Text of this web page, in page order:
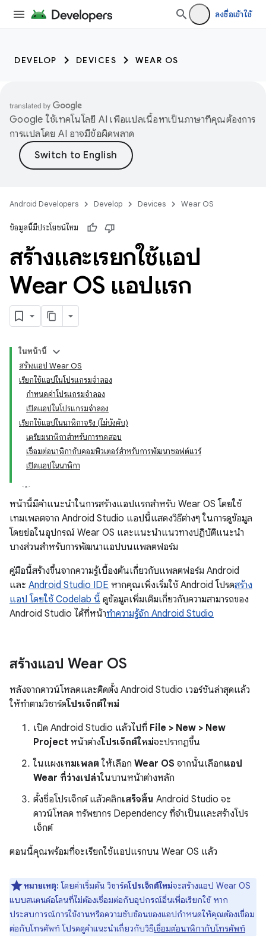
ลงชื่อเข้าใช้
DEVELOP DEVICES WEAR OS
Google ใช้เทคโนโลยี AI เพื่อแปลเนื้อหาเป็นภาษาที่คุณต้องการ
การแปลโดย AI อาจมีข้อผิดพลาด
Android Developers Develop Devices Wear OS
ข้อมูลนี้มีประโยชน์ไหม
สร้างและเรียกใช้แอป
Wear OS แอปแรก
ในหน้านี้
สร้างแอป Wear OS
เรียกใช้แอปในโปรแกรมจำลอง
กำหนดค่าโปรแกรมจำลอง
เปิดแอปในโปรแกรมจำลอง
เรียกใช้แอปในนาฬิกาจริง (ไม่บังคับ)
เตรียมนาฬิกาสำหรับการทดสอบ
เชื่อมต่อนาฬิกากับคอมพิวเตอร์สำหรับการพัฒนาซอฟต์แวร์
เปิดแอปในนาฬิกา
หน้านี้มีคำแนะนำในการสร้างแอปแรกสำหรับ Wear OS โดยใช้
เทมเพลตจาก Android Studio แอปนี้แสดงวิธีต่างๆ ในการดูข้อมูล
โดยย่อในอุปกรณ์ Wear OS และแนะนำแนวทางปฏิบัติแนะนำ
บางส่วนสำหรับการพัฒนาแอปบนแพลตฟอร์ม
คู่มือนี้สร้างขึ้นจากความรู้เบื้องต้นเกี่ยวกับแพลตฟอร์ม Android
และ Android Studio IDE หากคุณเพิ่งเริ่มใช้ Android โปรดสร้าง
แอป โดยใช้ Codelab นี้ ดูข้อมูลเพิ่มเติมเกี่ยวกับความสามารถของ
Android Studio ได้ที่หน้าทำความรู้จัก Android Studio
สร้างแอป Wear OS
หลังจากดาวน์โหลดและติดตั้ง Android Studio เวอร์ชันล่าสุดแล้ว
ให้ทำตามวิซาร์ดโปรเจ็กต์ใหม่
เปิด Android Studio แล้วไปที่ File > New > New
Project หน้าต่างโปรเจ็กต์ใหม่จะปรากฏขึ้น
ในแผงเทมเพลต ให้เลือก Wear OS จากนั้นเลือกแอป
Wear ที่ว่างเปล่าในบานหน้าต่างหลัก
ตั้งชื่อโปรเจ็กต์ แล้วคลิกเสร็จสิ้น Android Studio จะ
ดาวน์โหลด ทรัพยากร Dependency ที่จำเป็นและสร้างโปร
เจ็กต์
ตอนนี้คุณพร้อมที่จะเรียกใช้แอปแรกบน Wear OS แล้ว
หมายเหตุ: โดยค่าเริ่มต้น วิซาร์ดโปรเจ็กต์ใหม่จะสร้างแอป Wear OS
แบบสแตนด์อโลนที่ไม่ต้องเชื่อมต่อกับอุปกรณ์อื่นเพื่อเรียกใช้ หาก
ประสบการณ์การใช้งานหรือความซับซ้อนของแอปกำหนดให้คุณต้องเชื่อม
ต่อกับโทรศัพท์ โปรดดูคำแนะนำเกี่ยวกับวิธีเชื่อมต่อนาฬิกากับโทรศัพท์